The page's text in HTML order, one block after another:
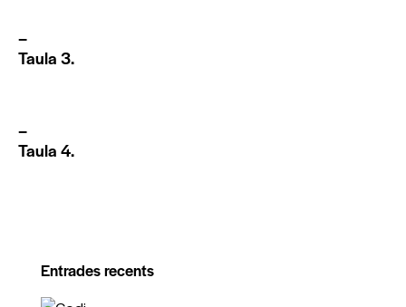
–
Taula 3.
–
Taula 4.
Entrades recents